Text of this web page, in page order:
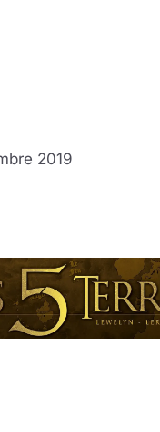
2019